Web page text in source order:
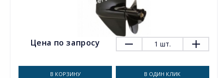
Цена по запросу 1 шт.
В КОРЗИНУ В ОДИН КЛИК